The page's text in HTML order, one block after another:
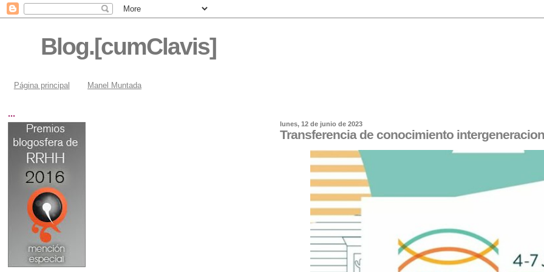
Blog.[cumClavis]
Página principal Manel Muntada
lunes, 12 de junio de 2023
Transferencia de conocimiento
...